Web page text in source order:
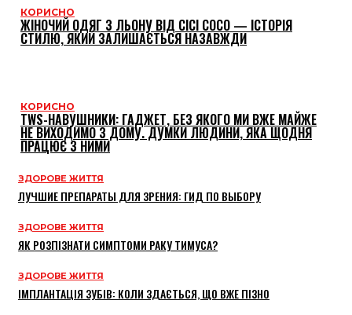
КОРИСНО
ЖІНОЧИЙ ОДЯГ З ЛЬОНУ ВІД CICI COCO — ІСТОРІЯ
СТИЛЮ, ЯКИЙ ЗАЛИШАЄТЬСЯ НАЗАВЖДИ
КОРИСНО
TWS-НАВУШНИКИ: ГАДЖЕТ, БЕЗ ЯКОГО МИ ВЖЕ МАЙЖЕ
НЕ ВИХОДИМО З ДОМУ. ДУМКИ ЛЮДИНИ, ЯКА ЩОДНЯ
ПРАЦЮЄ З НИМИ
ЗДОРОВЕ ЖИТТЯ
ЛУЧШИЕ ПРЕПАРАТЫ ДЛЯ ЗРЕНИЯ: ГИД ПО ВЫБОРУ
ЗДОРОВЕ ЖИТТЯ
ЯК РОЗПІЗНАТИ СИМПТОМИ РАКУ ТИМУСА?
ЗДОРОВЕ ЖИТТЯ
ІМПЛАНТАЦІЯ ЗУБІВ: КОЛИ ЗДАЄТЬСЯ, ЩО ВЖЕ ПІЗНО